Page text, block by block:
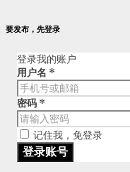
要发布，先登录
登录我的账户
用户名 *
密码 *
记住我，免登录